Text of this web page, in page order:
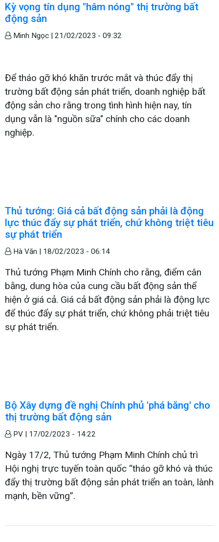
Kỳ vọng tín dụng "hâm nóng" thị trường bất
động sản
Minh Ngọc | 21/02/2023 - 09:32
Để tháo gỡ khó khăn trước mắt và thúc đẩy thị
trường bất động sản phát triển, doanh nghiệp bất
động sản cho rằng trong tình hình hiện nay, tín
dụng vẫn là "nguồn sữa" chính cho các doanh
nghiệp.
Thủ tướng: Giá cả bất động sản phải là động
lực thúc đẩy sự phát triển, chứ không triệt tiêu
sự phát triển
Hà Văn | 18/02/2023 - 06:14
Thủ tướng Phạm Minh Chính cho rằng, điểm cân
bằng, dung hòa của cung cầu bất động sản thể
hiện ở giá cả. Giá cả bất động sản phải là động lực
để thúc đẩy sự phát triển, chứ không phải triệt tiêu
sự phát triển.
Bộ Xây dựng đề nghị Chính phủ 'phá băng' cho
thị trường bất động sản
PV | 17/02/2023 - 14:22
Ngày 17/2, Thủ tướng Phạm Minh Chính chủ trì
Hội nghị trực tuyến toàn quốc “tháo gỡ khó và thúc
đẩy thị trường bất động sản phát triển an toàn, lành
mạnh, bền vững”.